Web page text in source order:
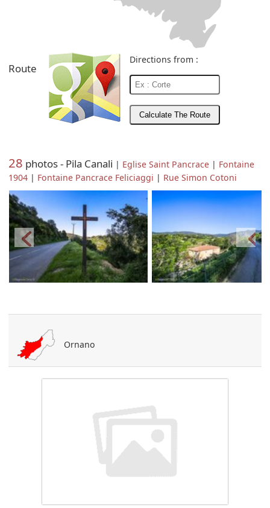
Route
Directions from :
28 photos - Pila Canali | Eglise Saint Pancrace | Fontaine
1904 | Fontaine Pancrace Feliciaggi | Rue Simon Cotoni
Ornano